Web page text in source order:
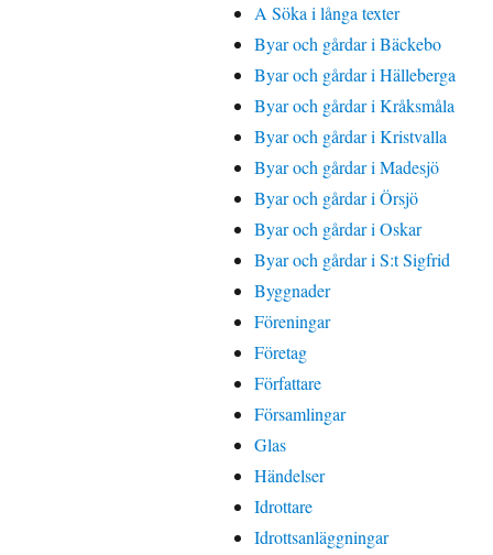
A Söka i långa texter
Byar och gårdar i Bäckebo
Byar och gårdar i Hälleberga
Byar och gårdar i Kråksmåla
Byar och gårdar i Kristvalla
Byar och gårdar i Madesjö
Byar och gårdar i Örsjö
Byar och gårdar i Oskar
Byar och gårdar i S:t Sigfrid
Byggnader
Föreningar
Företag
Författare
Församlingar
Glas
Händelser
Idrottare
Idrottsanläggningar